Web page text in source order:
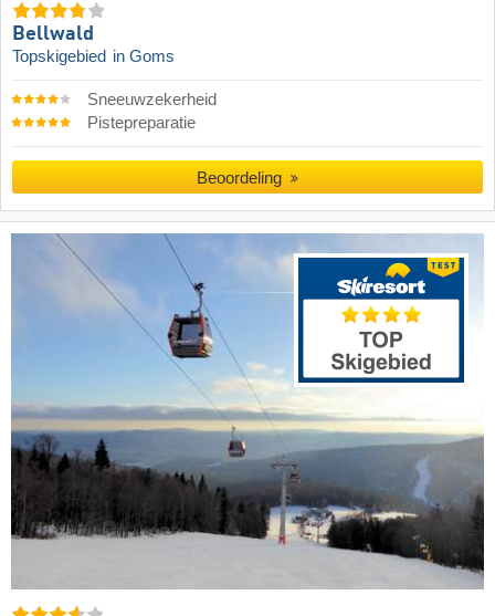
Bellwald
Topskigebied in Goms
Sneeuwzekerheid
Pistepreparatie
Beoordeling